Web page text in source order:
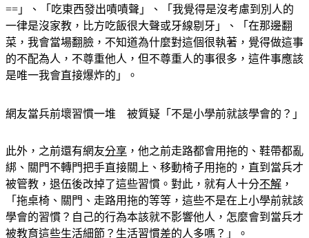
一律是沒家教，比方吃飯很大聲或牙線剔牙」、「在那邊翻
菜，我會當場翻臉，不知道為什麼對這個很執著，覺得做這事
的不配為人，不尊重他人，但不尊重人的事很多，這件事應該
是唯一我會直接爆炸的」。
綁、關門不轉門把手直接關上、移動椅子用拖的，直到當兵才
被管教，退伍後改掉了這些習慣。對此，就有人十分不解，
「拖桌椅、關門、走路用拖的等等，這些不是在上小學前就該
學會的習慣？自己的行為本該就不影響他人，怎麼會到當兵才
被教育這些生活細節？生活習慣差的人多嗎？」。